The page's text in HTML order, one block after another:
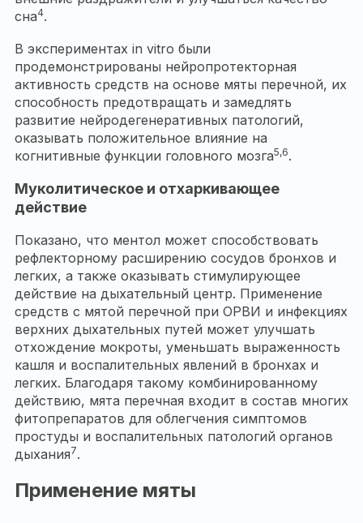
сна4.
В экспериментах in vitro были
продемонстрированы нейропротекторная
активность средств на основе мяты перечной, их
способность предотвращать и замедлять
развитие нейродегенеративных патологий,
оказывать положительное влияние на
когнитивные функции головного мозга5,6.
Муколитическое и отхаркивающее
действие
Показано, что ментол может способствовать
рефлекторному расширению сосудов бронхов и
легких, а также оказывать стимулирующее
действие на дыхательный центр. Применение
средств с мятой перечной при ОРВИ и инфекциях
верхних дыхательных путей может улучшать
отхождение мокроты, уменьшать выраженность
кашля и воспалительных явлений в бронхах и
легких. Благодаря такому комбинированному
действию, мята перечная входит в состав многих
фитопрепаратов для облегчения симптомов
простуды и воспалительных патологий органов
дыхания7.
Применение мяты